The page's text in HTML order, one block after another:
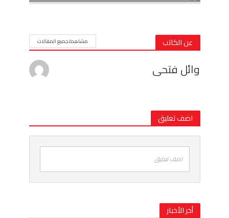
عن الكاتب مشاهدة جميع المقالات
وائل فتحى
اضف تعليق
اضف تعليق
أخر الأخبار